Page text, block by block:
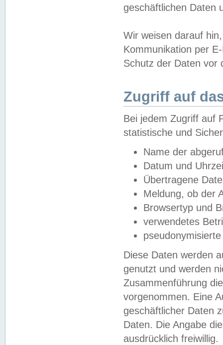
geschäftlichen Daten
Wir weisen darauf
Kommunikation per
Schutz der Daten vor
Zugriff auf
Bei jedem Zugriff auf
statistische und
Name der
Datum und
Übertragene
Meldung, ob der
Browsertyp und
verwendetes
Diese Daten werden
genutzt und werden
Zusammenführung
vorgenommen. Eine
geschäftlicher Daten
Daten. Die Angabe
ausdrücklich freiwillig.